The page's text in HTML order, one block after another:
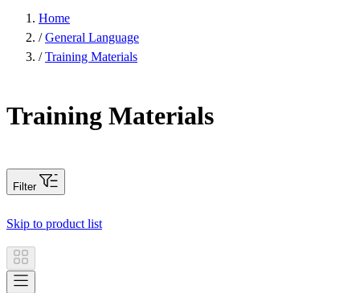
Home
/ General Language
/ Training Materials
Training Materials
Filter
Skip to product list